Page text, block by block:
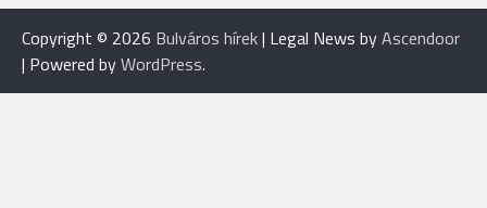
Copyright © 2026 Bulváros hírek| Legal News byAscendoor
| Powered byWordPress.